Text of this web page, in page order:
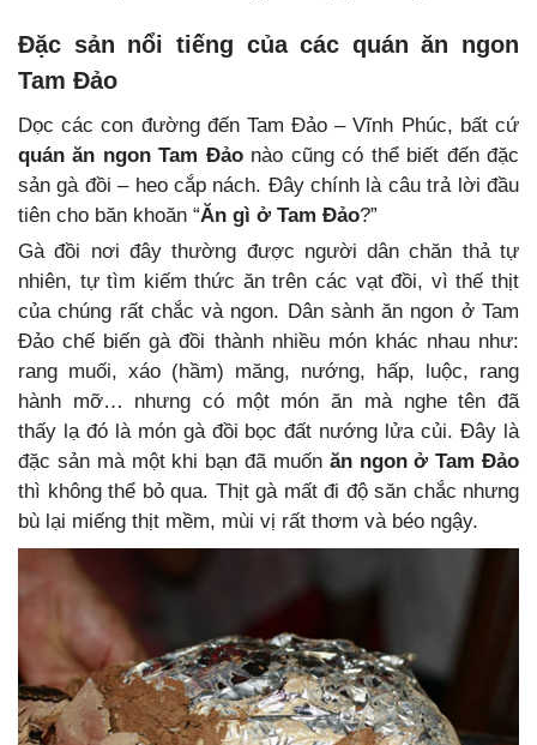
Đặc sản nổi tiếng của các quán ăn ngon
Tam Đảo
Dọc các con đường đến Tam Đảo – Vĩnh Phúc, bất cứ
quán ăn ngon Tam Đảonào cũng có thể biết đến đặc
sản gà đồi – heo cắp nách. Đây chính là câu trả lời đầu
tiên cho băn khoăn “Ăn gì ở Tam Đảo?”
Gà đồi nơi đây thường được người dân chăn thả tự
nhiên, tự tìm kiếm thức ăn trên các vạt đồi, vì thế thịt
của chúng rất chắc và ngon. Dân sành ăn ngon ở Tam
Đảo chế biến gà đồi thành nhiều món khác nhau như:
rang muối, xáo (hầm) măng, nướng, hấp, luộc, rang
hành mỡ… nhưng có một món ăn mà nghe tên đã
thấy lạ đó là món gà đồi bọc đất nướng lửa củi. Đây là
đặc sản mà một khi bạn đã muốn ăn ngon ở Tam Đảo
thì không thể bỏ qua. Thịt gà mất đi độ săn chắc nhưng
bù lại miếng thịt mềm, mùi vị rất thơm và béo ngậy.